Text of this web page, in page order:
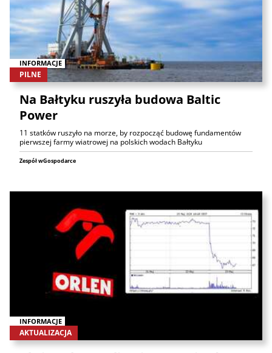
INFORMACJE
PILNE
Na Bałtyku ruszyła budowa Baltic
Power
11 statków ruszyło na morze, by rozpocząć budowę fundamentów
pierwszej farmy wiatrowej na polskich wodach Bałtyku
Zespół wGospodarce
INFORMACJE
AKTUALIZACJA